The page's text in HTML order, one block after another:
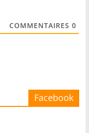
0
COMMENTAIRES
Facebook